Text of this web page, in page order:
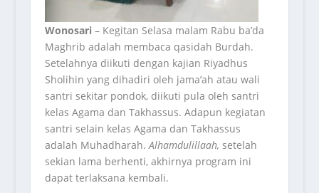
Wonosari – Kegitan Selasa malam Rabu ba’da
Maghrib adalah membaca qasidah Burdah.
Setelahnya diikuti dengan kajian Riyadhus
Sholihin yang dihadiri oleh jama’ah atau wali
santri sekitar pondok, diikuti pula oleh santri
kelas Agama dan Takhassus. Adapun kegiatan
santri selain kelas Agama dan Takhassus
adalah Muhadharah.Alhamdulillaah, setelah
sekian lama berhenti, akhirnya program ini
dapat terlaksana kembali.